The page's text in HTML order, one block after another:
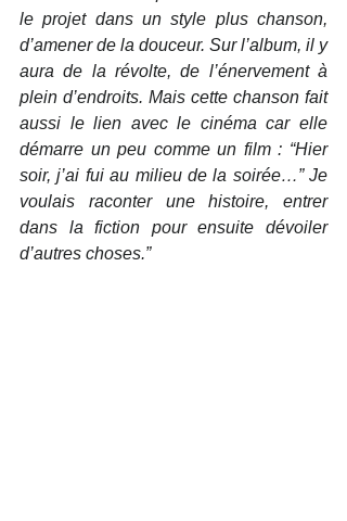
le projet dans un style plus chanson,
d’amener de la douceur. Sur l’album, il y
aura de la révolte, de l’énervement à
plein d’endroits. Mais cette chanson fait
aussi le lien avec le cinéma car elle
démarre un peu comme un film : “Hier
soir, j’ai fui au milieu de la soirée…” Je
voulais raconter une histoire, entrer
dans la fiction pour ensuite dévoiler
d’autres choses.”